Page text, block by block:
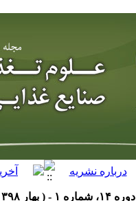
دوره ۱۴، شماره ۱ - ( بهار ۱۳۹۸ )